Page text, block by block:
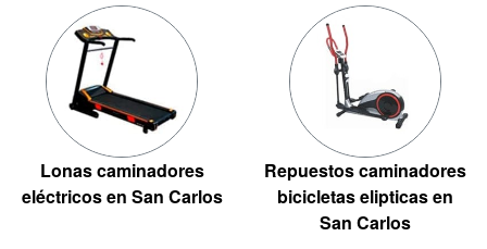
Lonas caminadores
eléctricos en San Carlos
Repuestos caminadores
bicicletas elipticas en
San Carlos